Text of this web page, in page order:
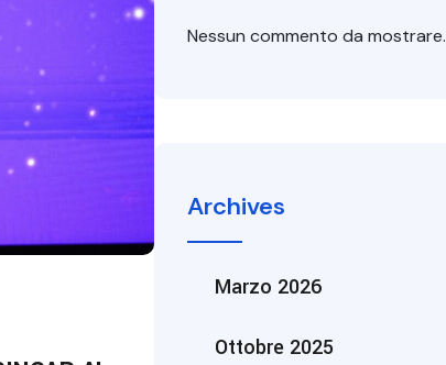
Nessun commento da mostrare.
Archives
Marzo 2026
Ottobre 2025